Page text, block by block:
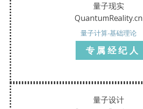
量子现实
QuantumReality.cn
量子计算-基础理论
专属经纪人
量子设计